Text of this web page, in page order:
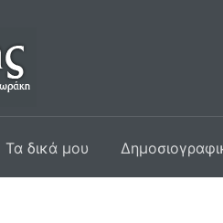
Τα δικά μου